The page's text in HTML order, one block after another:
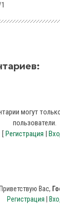
1
:
могут
пользователи.
[Регистрация |
Приветствую Вас,
Регистрация